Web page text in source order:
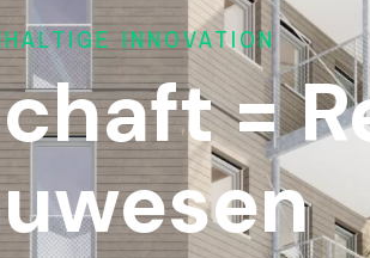
INNOVATION
=